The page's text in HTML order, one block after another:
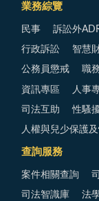
業務綜覽
民事 訴訟外
行政訴訟 智慧
公務員懲戒 職
資訊專區 人事
司法互助 性騷
人權與兒少保護
查詢服務
案件相關查詢
司法智識庫 法